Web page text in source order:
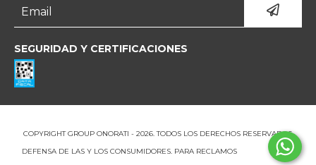
SEGURIDAD Y CERTIFICACIONES
COPYRIGHT GROUP ONORATI - 2026. TODOS LOS DERECHOS RESERVADOS.
DEFENSA DE LAS Y LOS CONSUMIDORES. PARA RECLAMOS
INGRESÁ ACÁ.